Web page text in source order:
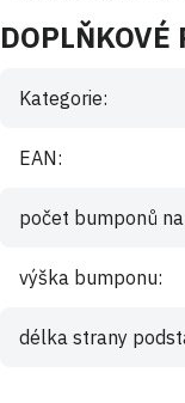
DOPLŇKOVÉ
Kategorie:
EAN:
počet bumponů
výška bumponu:
délka strany